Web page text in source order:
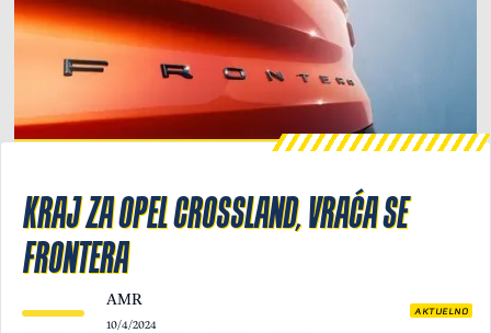
Light/Dark mode
KRAJ ZA OPEL CROSSLAND, VRAĆA SE
FRONTERA
AMR
10/4/2024
AKTUELNO